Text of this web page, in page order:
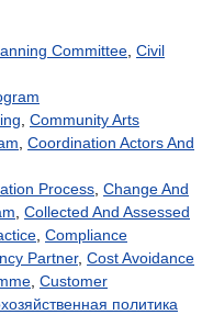
Committee Civil
Community Arts
Coordination Actors And
Process Change And
Collected And Assessed
Compliance
Partner, Cost Avoidance
Customer
политика